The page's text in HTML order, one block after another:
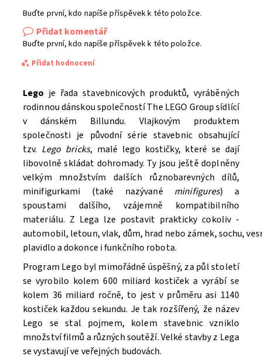
Buďte první, kdo napíše příspěvek k této položce.
Přidat komentář
Buďte první, kdo napíše příspěvek k této položce.
Přidat hodnocení
Souhlasím seZpracováním osobních údajů.
Lego je řada stavebnicových produktů, vyráběných
rodinnou dánskou společností The LEGO Group sídlící
v dánském Billundu. Vlajkovým produktem
společnosti je původní série stavebnic obsahující
tzv. Lego bricks, malé lego kostičky, které se dají
libovolně skládat dohromady. Ty jsou ještě doplněny
velkým množstvím dalších různobarevných dílů,
minifigurkami (také nazývané minifigures) a
spoustami dalšího, vzájemně kompatibilního
materiálu. Z Lega lze postavit prakticky cokoliv -
automobil, letoun, vlak, dům, hrad nebo zámek, sochu,
plavidlo a dokonce i funkčního robota.
Program Lego byl mimořádně úspěšný, za půl století
se vyrobilo kolem 600 miliard kostiček a vyrábí se
kolem 36 miliard ročně, to jest v průměru asi 1140
kostiček každou sekundu. Je tak rozšířený, že název
Lego se stal pojmem, kolem stavebnic vzniklo
množství filmů a různých soutěží. Velké stavby z Lega
se vystavují ve veřejných budovách.